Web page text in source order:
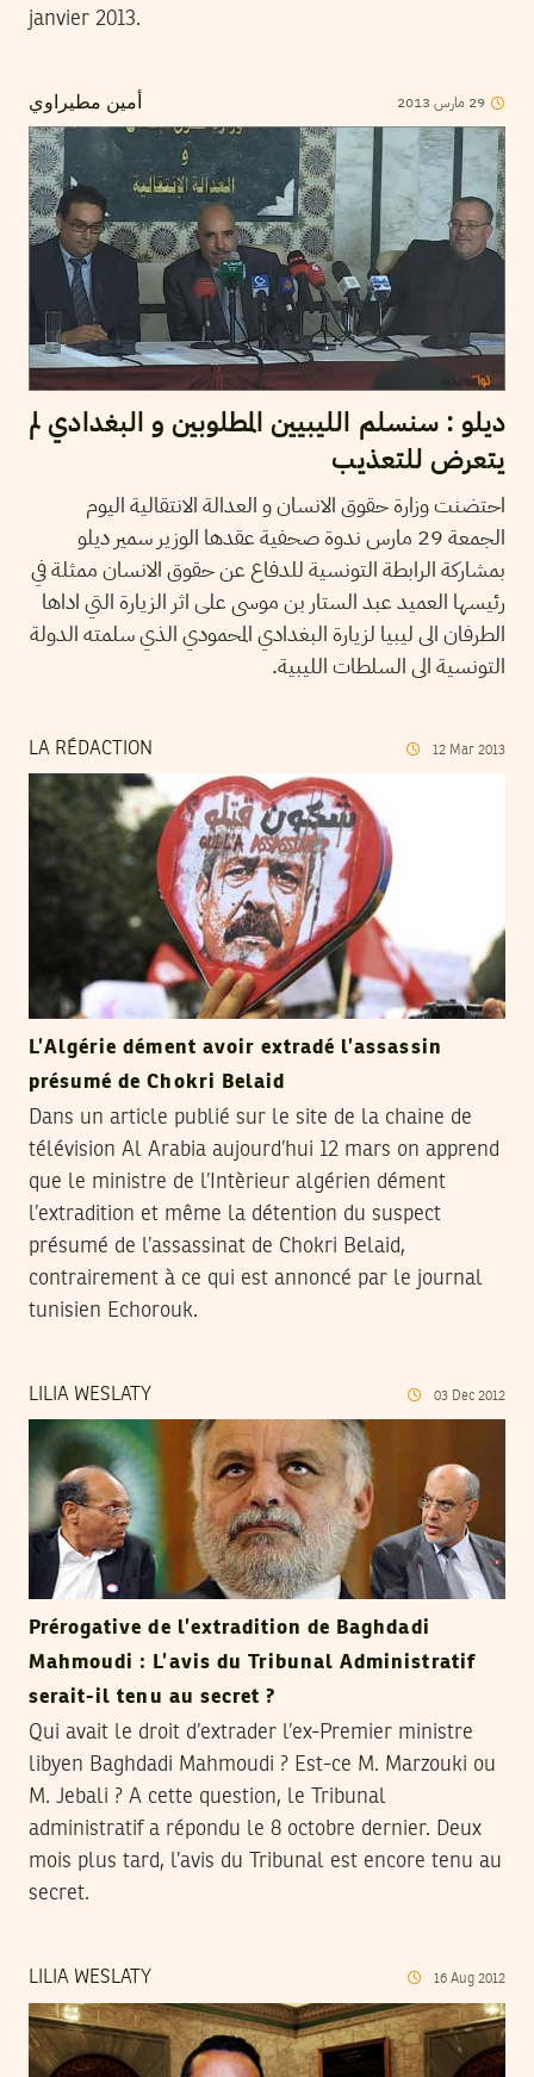
janvier 2013.
أمين مطيراوي 29 مارس 2013
ديلو : سنسلم الليبيين المطلوبين و البغدادي لم
يتعرض للتعذيب
احتضنت وزارة حقوق الانسان و العدالة الانتقالية اليوم
الجمعة 29 مارس ندوة صحفية عقدها الوزير سمير ديلو
بمشاركة الرابطة التونسية للدفاع عن حقوق الانسان ممثلة في
رئيسها العميد عبد الستار بن موسى على اثر الزيارة التي اداها
الطرفان الى ليبيا لزيارة البغدادي المحمودي الذي سلمته الدولة
التونسية الى السلطات الليبية.
LA RÉDACTION 12 Mar 2013
L’Algérie dément avoir extradé l’assassin
présumé de Chokri Belaid
Dans un article publié sur le site de la chaine de
télévision Al Arabia aujourd’hui 12 mars on apprend
que le ministre de l’Intèrieur algérien dément
l’extradition et même la détention du suspect
présumé de l’assassinat de Chokri Belaid,
contrairement à ce qui est annoncé par le journal
tunisien Echorouk.
LILIA WESLATY 03 Dec 2012
Prérogative de l’extradition de Baghdadi
Mahmoudi : L’avis du Tribunal Administratif
serait-il tenu au secret ?
Qui avait le droit d’extrader l’ex-Premier ministre
libyen Baghdadi Mahmoudi ? Est-ce M. Marzouki ou
M. Jebali ? A cette question, le Tribunal
administratif a répondu le 8 octobre dernier. Deux
mois plus tard, l’avis du Tribunal est encore tenu au
secret.
LILIA WESLATY 16 Aug 2012